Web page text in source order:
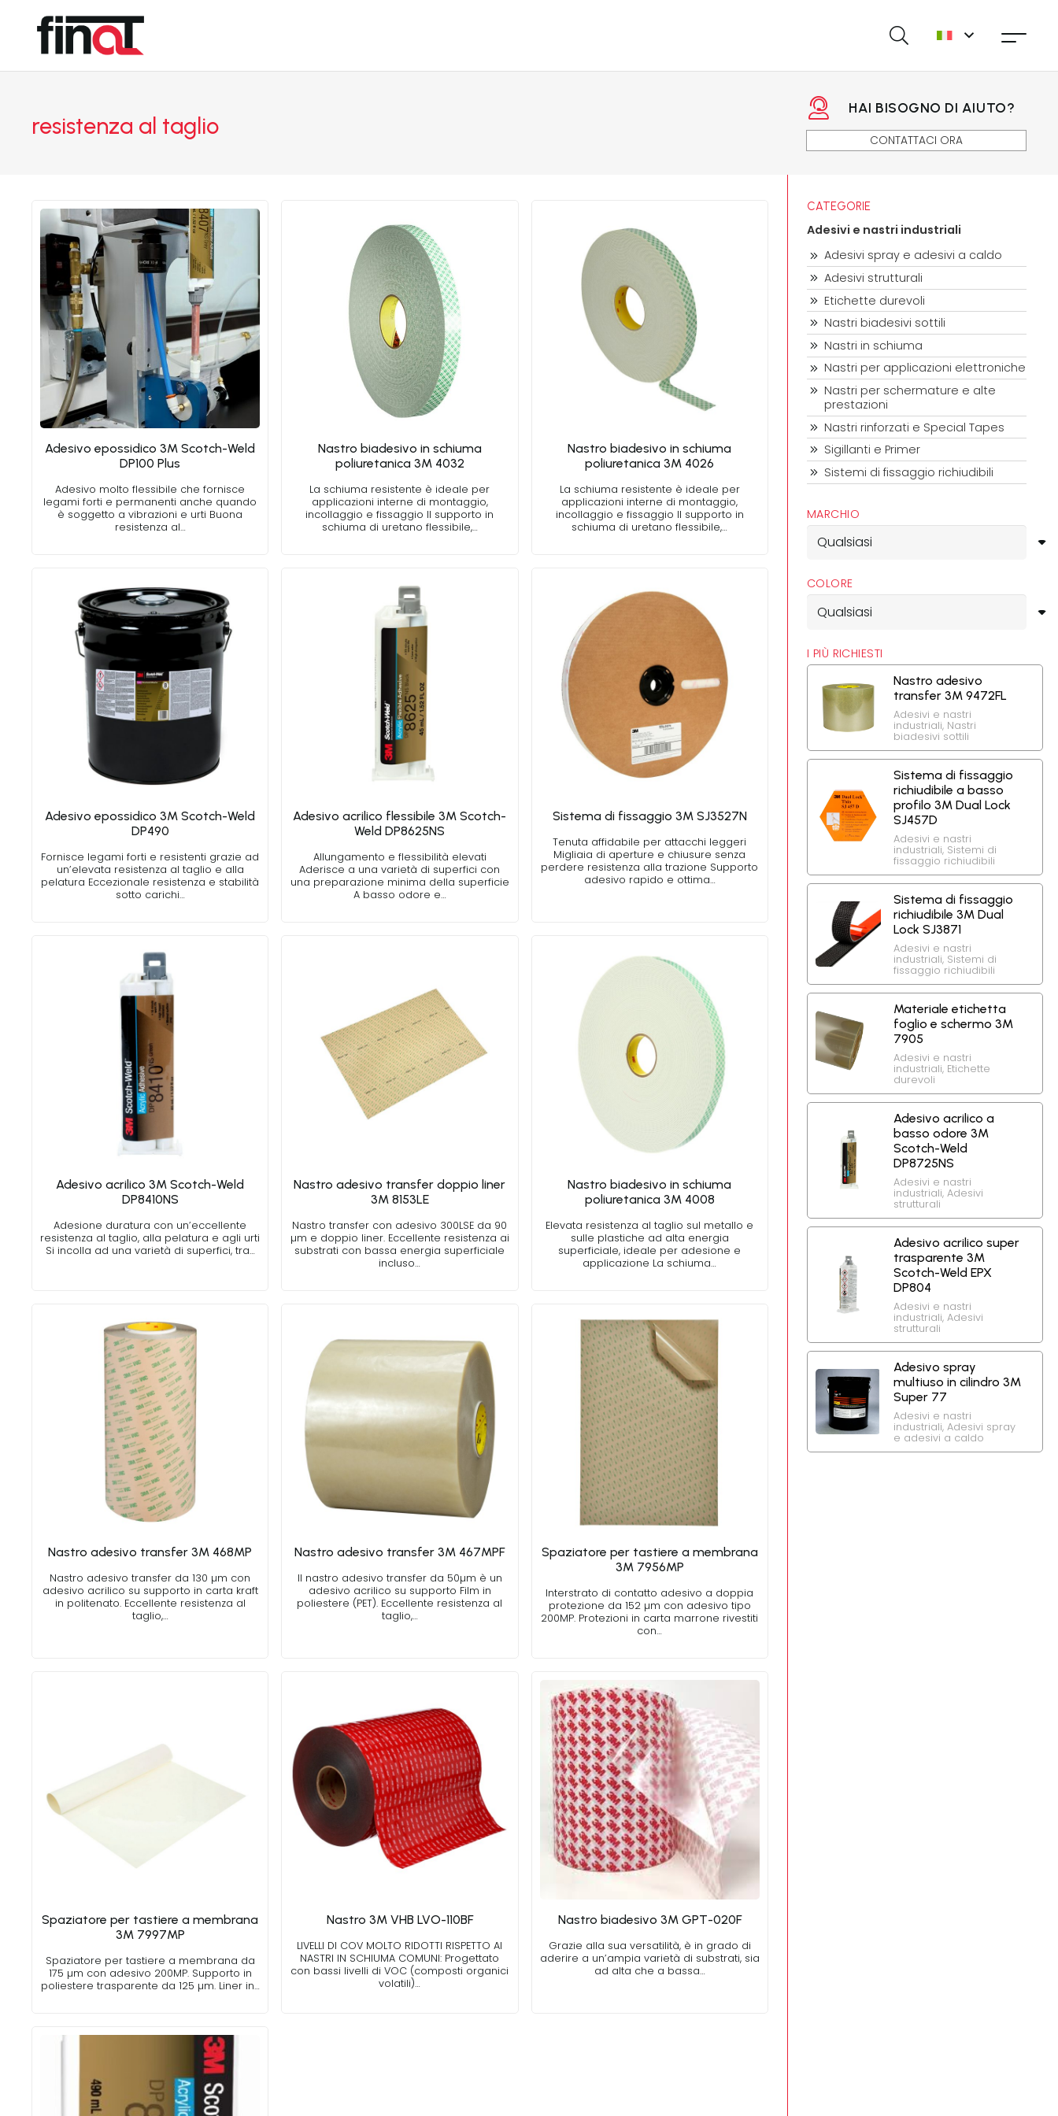
resistenza al taglio
HAI BISOGNO DI AIUTO?
CONTATTACI ORA
Adesivo epossidico 3M Scotch-Weld
DP100 Plus
Adesivo molto flessibile che fornisce
legami forti e permanenti anche quando
è soggetto a vibrazioni e urti Buona
resistenza al…
Nastro biadesivo in schiuma
poliuretanica 3M 4032
La schiuma resistente è ideale per
applicazioni interne di montaggio,
incollaggio e fissaggio Il supporto in
schiuma di uretano flessibile,…
Nastro biadesivo in schiuma
poliuretanica 3M 4026
La schiuma resistente è ideale per
applicazioni interne di montaggio,
incollaggio e fissaggio Il supporto in
schiuma di uretano flessibile,…
Adesivo epossidico 3M Scotch-Weld
DP490
Fornisce legami forti e resistenti grazie ad
un’elevata resistenza al taglio e alla
pelatura Eccezionale resistenza e stabilità
sotto carichi…
Adesivo acrilico flessibile 3M Scotch-
Weld DP8625NS
Allungamento e flessibilità elevati
Aderisce a una varietà di superfici con
una preparazione minima della superficie
A basso odore e…
Sistema di fissaggio 3M SJ3527N
Tenuta affidabile per attacchi leggeri
Migliaia di aperture e chiusure senza
perdere resistenza alla trazione Supporto
adesivo rapido e ottima…
Adesivo acrilico 3M Scotch-Weld
DP8410NS
Adesione duratura con un’eccellente
resistenza al taglio, alla pelatura e agli urti
Si incolla ad una varietà di superfici, tra…
Nastro adesivo transfer doppio liner
3M 8153LE
Nastro transfer con adesivo 300LSE da 90
µm e doppio liner. Eccellente resistenza ai
substrati con bassa energia superficiale
incluso…
Nastro biadesivo in schiuma
poliuretanica 3M 4008
Elevata resistenza al taglio sul metallo e
sulle plastiche ad alta energia
superficiale, ideale per adesione e
applicazione La schiuma…
Nastro adesivo transfer 3M 468MP
Nastro adesivo transfer da 130 µm con
adesivo acrilico su supporto in carta kraft
in politenato. Eccellente resistenza al
taglio,…
Nastro adesivo transfer 3M 467MPF
Il nastro adesivo transfer da 50µm è un
adesivo acrilico su supporto Film in
poliestere (PET). Eccellente resistenza al
taglio,…
Spaziatore per tastiere a membrana
3M 7956MP
Interstrato di contatto adesivo a doppia
protezione da 152 µm con adesivo tipo
200MP. Protezioni in carta marrone rivestiti
con…
Spaziatore per tastiere a membrana
3M 7997MP
Spaziatore per tastiere a membrana da
175 µm con adesivo 200MP. Supporto in
poliestere trasparente da 125 µm. Liner in…
Nastro 3M VHB LVO-110BF
LIVELLI DI COV MOLTO RIDOTTI RISPETTO AI
NASTRI IN SCHIUMA COMUNI: Progettato
con bassi livelli di VOC (composti organici
volatili)…
Nastro biadesivo 3M GPT-020F
Grazie alla sua versatilità, è in grado di
aderire a un’ampia varietà di substrati, sia
ad alta che a bassa…
CATEGORIE
Adesivi e nastri industriali
Adesivi spray e adesivi a caldo
Adesivi strutturali
Etichette durevoli
Nastri biadesivi sottili
Nastri in schiuma
Nastri per applicazioni elettroniche
Nastri per schermature e alte
prestazioni
Nastri rinforzati e Special Tapes
Sigillanti e Primer
Sistemi di fissaggio richiudibili
MARCHIO
COLORE
I PIÙ RICHIESTI
Nastro adesivo
transfer 3M 9472FL
Adesivi e nastri
industriali, Nastri
biadesivi sottili
Sistema di fissaggio
richiudibile a basso
profilo 3M Dual Lock
SJ457D
Adesivi e nastri
industriali, Sistemi di
fissaggio richiudibili
Sistema di fissaggio
richiudibile 3M Dual
Lock SJ3871
Adesivi e nastri
industriali, Sistemi di
fissaggio richiudibili
Materiale etichetta
foglio e schermo 3M
7905
Adesivi e nastri
industriali, Etichette
durevoli
Adesivo acrilico a
basso odore 3M
Scotch-Weld
DP8725NS
Adesivi e nastri
industriali,Adesivi
strutturali
Adesivo acrilico super
trasparente 3M
Scotch-Weld EPX
DP804
Adesivi e nastri
industriali,Adesivi
strutturali
Adesivo spray
multiuso in cilindro 3M
Super 77
Adesivi e nastri
industriali,Adesivi spray
e adesivi a caldo